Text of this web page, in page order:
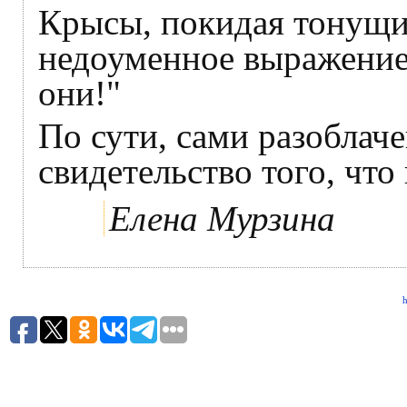
Крысы, покидая
недоуменное
они!"
По сути, сами
свидетельство того,
Елена Мурзина